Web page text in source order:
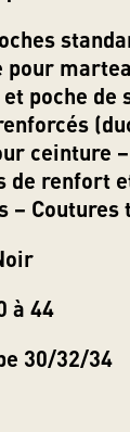
pour
poche de
ceinture
de renfort
–
à 44
30/32/34